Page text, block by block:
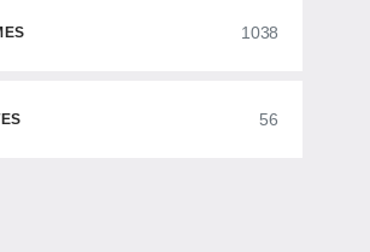
1038
56